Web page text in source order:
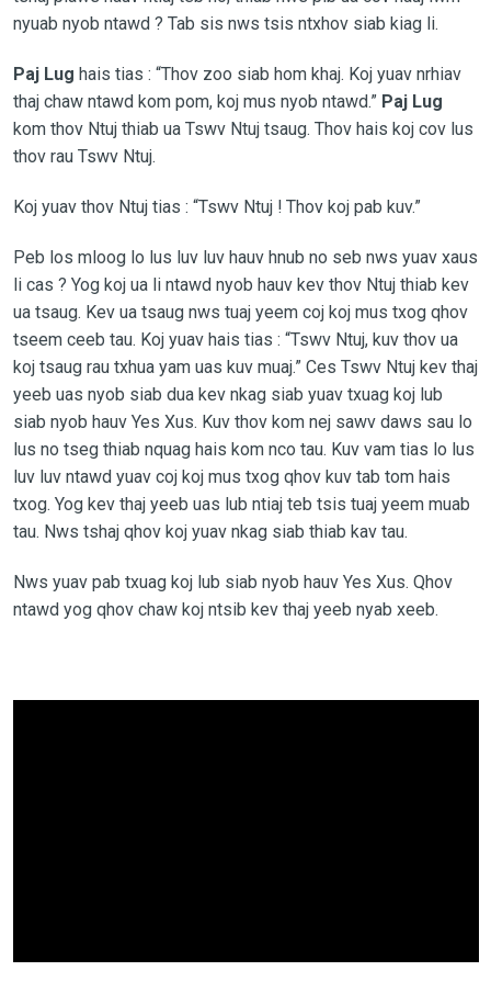
nyuab nyob ntawd ? Tab sis nws tsis ntxhov siab kiag li.
Paj Lug hais tias : “Thov zoo siab hom khaj. Koj yuav nrhiav
thaj chaw ntawd kom pom, koj mus nyob ntawd.” Paj Lug
kom thov Ntuj thiab ua Tswv Ntuj tsaug. Thov hais koj cov lus
thov rau Tswv Ntuj.
Koj yuav thov Ntuj tias : “Tswv Ntuj ! Thov koj pab kuv.”
Peb los mloog lo lus luv luv hauv hnub no seb nws yuav xaus
li cas ? Yog koj ua li ntawd nyob hauv kev thov Ntuj thiab kev
ua tsaug. Kev ua tsaug nws tuaj yeem coj koj mus txog qhov
tseem ceeb tau. Koj yuav hais tias : “Tswv Ntuj, kuv thov ua
koj tsaug rau txhua yam uas kuv muaj.” Ces Tswv Ntuj kev thaj
yeeb uas nyob siab dua kev nkag siab yuav txuag koj lub
siab nyob hauv Yes Xus. Kuv thov kom nej sawv daws sau lo
lus no tseg thiab nquag hais kom nco tau. Kuv vam tias lo lus
luv luv ntawd yuav coj koj mus txog qhov kuv tab tom hais
txog. Yog kev thaj yeeb uas lub ntiaj teb tsis tuaj yeem muab
tau. Nws tshaj qhov koj yuav nkag siab thiab kav tau.
Nws yuav pab txuag koj lub siab nyob hauv Yes Xus. Qhov
ntawd yog qhov chaw koj ntsib kev thaj yeeb nyab xeeb.